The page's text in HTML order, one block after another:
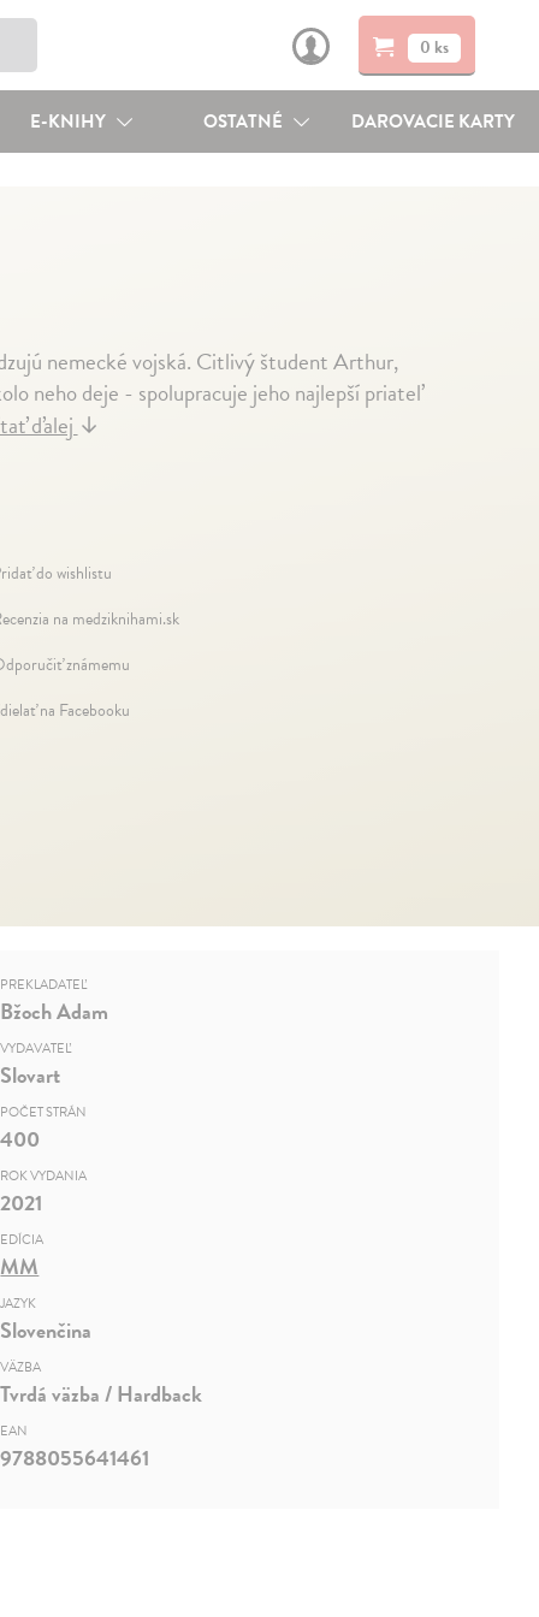
0 ks
E-KNIHY OSTATNÉ DAROVACIE KARTY
nemecké vojská. Citlivý študent Arthur,
neho deje - spolupracuje jeho najlepší priateľ
ďalej↓
do wishlistu
na medziknihami.sk
známemu
na Facebooku
PREKLADATEĽ
Bžoch Adam
VYDAVATEĽ
Slovart
POČET STRÁN
400
ROK VYDANIA
2021
EDÍCIA
MM
JAZYK
Slovenčina
VÄZBA
Tvrdá väzba / Hardback
EAN
9788055641461